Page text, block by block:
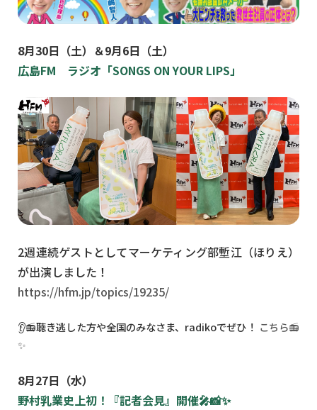
8月30日（土）＆9月6日（土）
広島FM ラジオ「SONGS ON YOUR LIPS」
2週連続ゲストとしてマーケティング部塹江（ほりえ）
が出演しました！
https://hfm.jp/topics/19235/
👂📻聴き逃した方や全国のみなさま、radikoでぜひ！ こちら📻
✨
8月27日（水）
野村乳業史上初！『記者会見』開催🎤📸✨